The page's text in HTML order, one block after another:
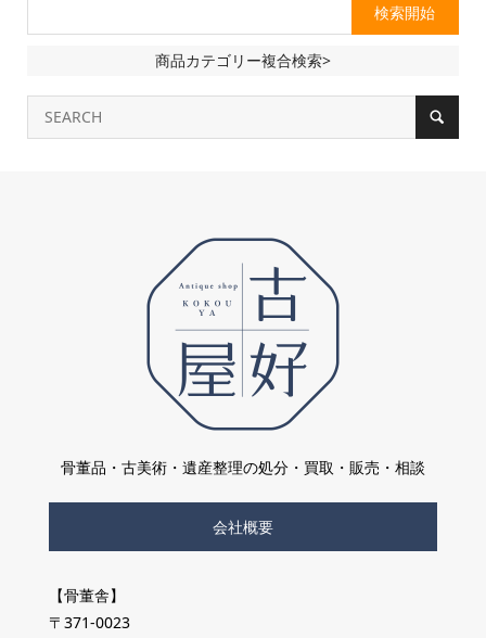
商品カテゴリー複合検索>
骨董品・古美術・遺産整理の処分・買取・販売・相談
会社概要
【骨董舎】
〒371-0023